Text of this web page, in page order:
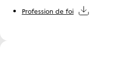
Profession de foi